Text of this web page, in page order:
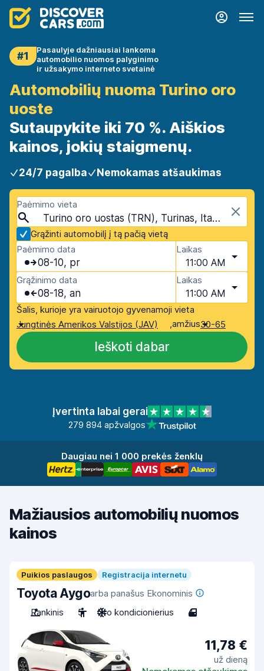
#1
Pasaulyje dažniausiai lankoma
automobilio nuomos palyginimo
ir užsakymo interneto svetainė
Automobilių nuoma Turino oro
uoste
Sutaupykite iki 70 %. Aiškios
kainos, jokių staigmenų.
24/7 pagalba Nemokamas atšaukimas
Paėmimo vieta
Turino oro uostas (TRN), Turinas, Italija - Žemyninė dalis
Grąžinti automobilį į tą pačią vietą
Paėmimo data
08-10, pr
Laikas
11:00 AM
Grąžinimo data
08-18, an
Laikas
11:00 AM
Šalis, kurioje yra vairuotojo gyvenamoji vieta
Jungtinės Amerikos Valstijos (JAV)
,amžius30-65
Ieškoti dabar
Įvertinta labai gerai
279 894 apžvalgos
Daugiau nei 1 000 prekės ženklų
Mažiausios automobilių nuomos
kainos
Puikios paslaugos Registracija internetu
Toyota Aygoarba panašus Ekonominis
Rankinis
5 Oro kondicionierius 4
11,78 €
už dieną